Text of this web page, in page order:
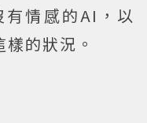
有情感的AI，以
的狀況。